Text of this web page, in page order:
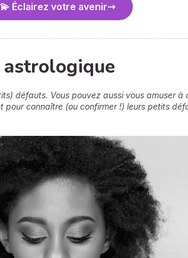
💫 Éclairez votre avenir
défauts. Vous pouvez aussi vous amuser à
pour connaître (ou confirmer !) leurs petits